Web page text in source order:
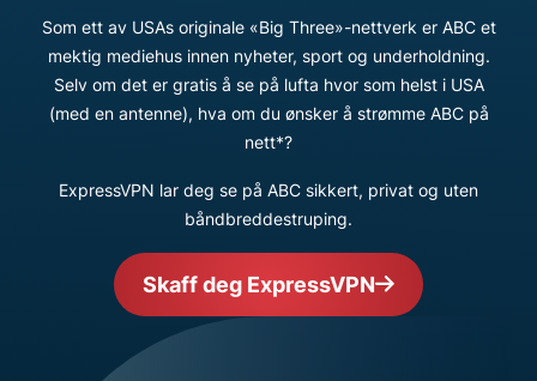
Som ett av USAs originale «Big Three»-nettverk er ABC et
mektig mediehus innen nyheter, sport og underholdning.
Selv om det er gratis å se på lufta hvor som helst i USA
(med en antenne), hva om du ønsker å strømme ABC på
nett*?
ExpressVPN lar deg se på ABC sikkert, privat og uten
båndbreddestruping.
Skaff deg ExpressVPN